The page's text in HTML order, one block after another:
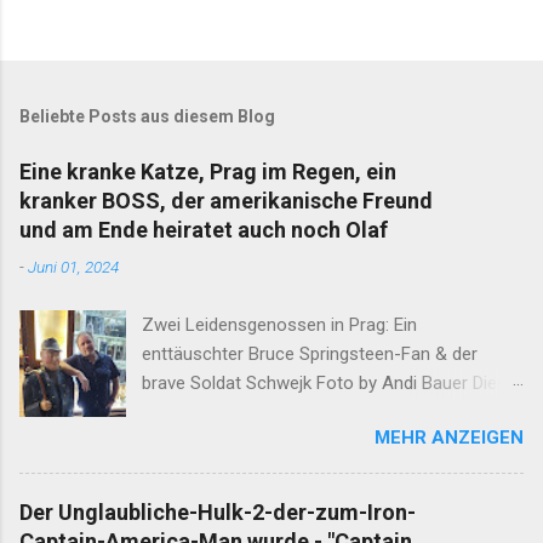
Beliebte Posts aus diesem Blog
Eine kranke Katze, Prag im Regen, ein
kranker BOSS, der amerikanische Freund
und am Ende heiratet auch noch Olaf
-Juni 01, 2024
Zwei Leidensgenossen in Prag: Ein
enttäuschter Bruce Springsteen-Fan & der
brave Soldat Schwejk Foto by Andi Bauer Dieser
lange abgeschlossen. Unfassbare Ereignisse
innerhalb einer Woche verlangen jedoch eine
neuerliche Öffnung. Ergänzend darf erwähnt
werden, dass Alan am Ende dieser
MEHR ANZEIGEN
Der Unglaubliche-Hulk-2-der-zum-Iron-